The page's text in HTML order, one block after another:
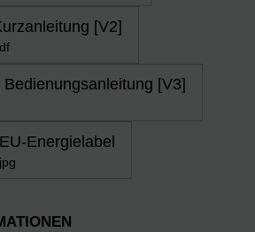
[V2]
[V3]
EU-Energielabel
jpg